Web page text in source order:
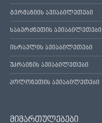
გერმანიის ავიაბილეთები
საბერძნეთის ავიაბილეთები
ისრაელის ავიაბილეთები
უკრაინის ავიაბილეთები
პოლონეთის ავიაბილეთები
მიმართულებები